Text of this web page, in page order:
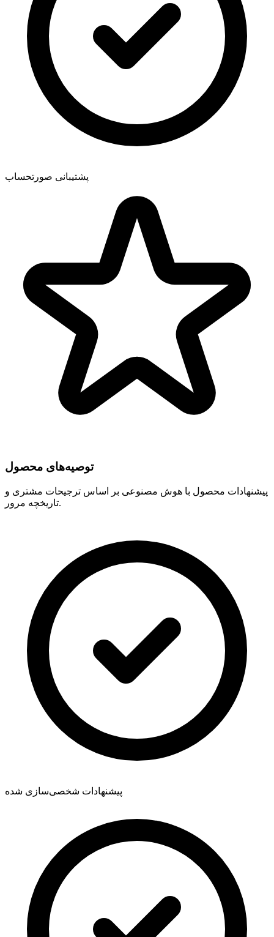
پشتیبانی صورتحساب
توصیه‌های محصول
پیشنهادات محصول با هوش مصنوعی بر اساس ترجیحات مشتری و
تاریخچه مرور.
پیشنهادات شخصی‌سازی شده